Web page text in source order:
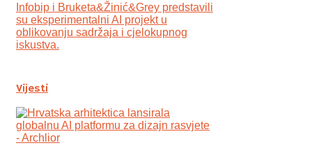
Infobip i Bruketa&Žinić&Grey predstavili
su eksperimentalni AI projekt u
oblikovanju sadržaja i cjelokupnog
iskustva.
Vijesti